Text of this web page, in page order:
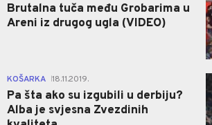
Brutalna tuča među Grobarima u
Areni iz drugog ugla (VIDEO)
KOŠARKA 18.11.2019.
Pa šta ako su izgubili u derbiju?
Alba je svjesna Zvezdinih